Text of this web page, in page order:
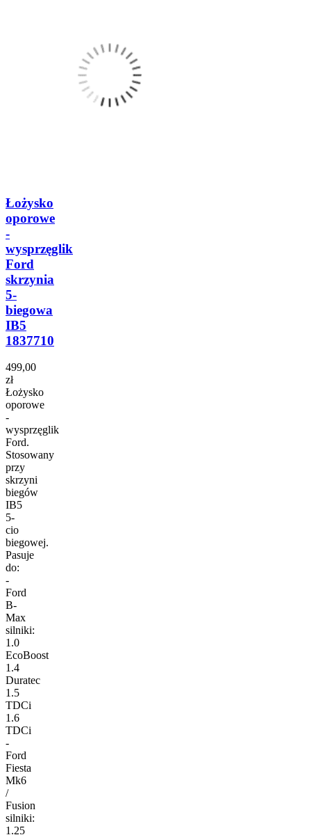
Łożysko
oporowe
-
wysprzęglik
Ford
skrzynia
5-
biegowa
IB5
1837710
499,00
zł
Łożysko
oporowe
-
wysprzęglik
Ford.
Stosowany
przy
skrzyni
biegów
IB5
5-
cio
biegowej.
Pasuje
do:
-
Ford
B-
Max
silniki:
1.0
EcoBoost
1.4
Duratec
1.5
TDCi
1.6
TDCi
-
Ford
Fiesta
Mk6
/
Fusion
silniki:
1.25